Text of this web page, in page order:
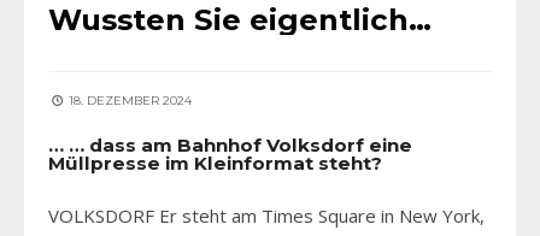
Wussten Sie eigentlich…
18. DEZEMBER 2024
… … dass am Bahnhof Volksdorf eine
Müllpresse im Kleinformat steht?
VOLKSDORF Er steht am Times Square in New York,